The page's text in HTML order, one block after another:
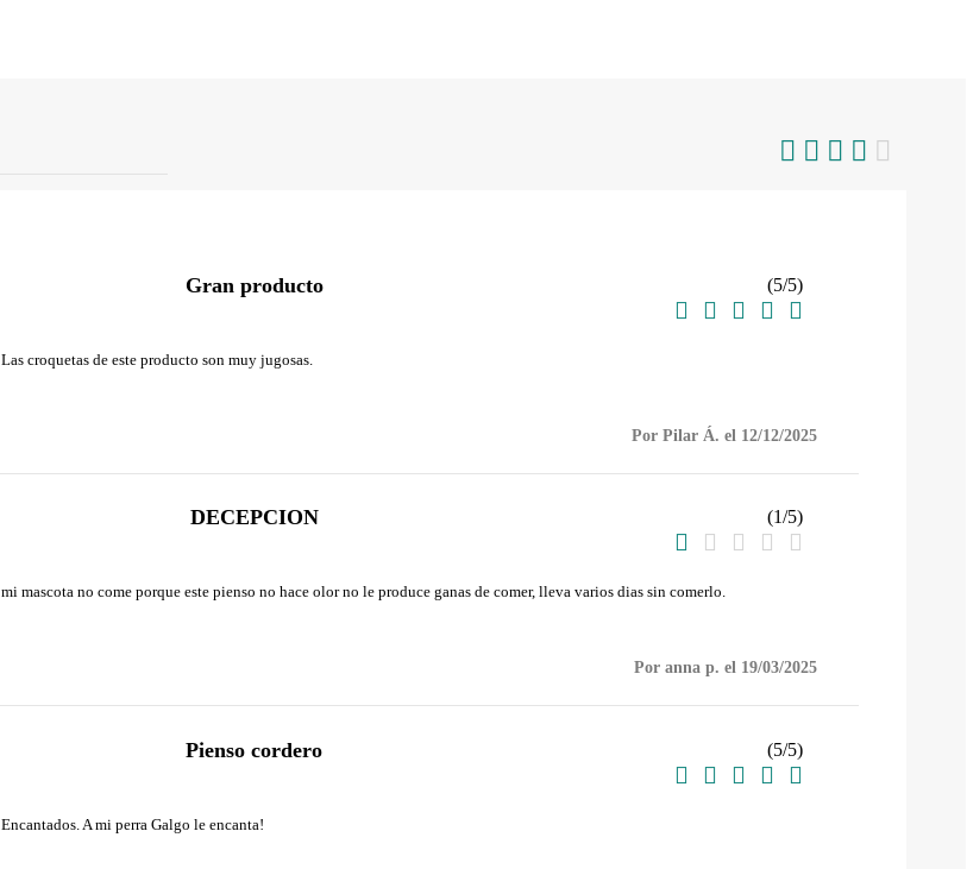
Gran producto (5/5)
    
Las croquetas de este producto son muy jugosas.
Por Pilar Á. el 12/12/2025
DECEPCION (1/5)
    
mi mascota no come porque este pienso no hace olor no le produce ganas de comer, lleva varios dias sin comerlo.
Por anna p. el 19/03/2025
Pienso cordero (5/5)
    
Encantados. A mi perra Galgo le encanta!